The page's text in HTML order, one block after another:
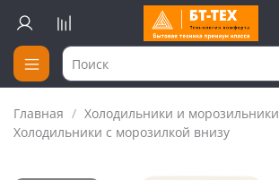
Главная
Холодильники и морозильники
Холодильники с морозилкой внизу